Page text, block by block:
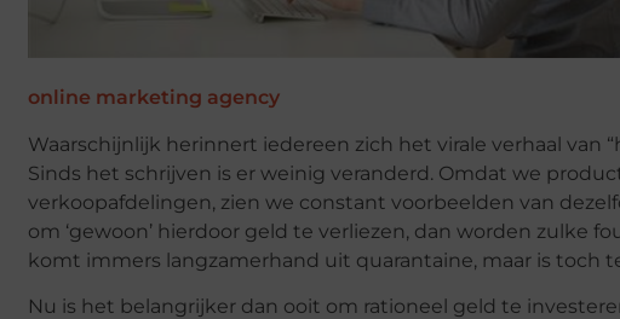
online marketing agency
Waarschijnlijk herinnert iedereen zich het virale verhaal van
Sinds het schrijven is er weinig veranderd. Omdat we
verkoopafdelingen, zien we constant voorbeelden van
om ‘gewoon’ hierdoor geld te verliezen, dan worden zulke
komt immers langzamerhand uit quarantaine, maar is toch
Nu is het belangrijker dan ooit om rationeel geld te